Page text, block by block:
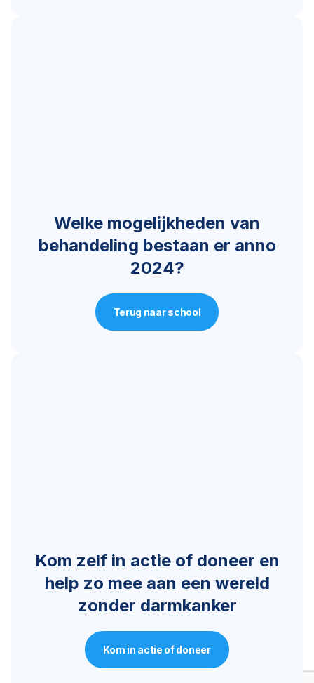
Welke mogelijkheden van
behandeling bestaan er anno
2024?
Terug naar school
Kom zelf in actie of doneer en
help zo mee aan een wereld
zonder darmkanker
Kom in actie of doneer